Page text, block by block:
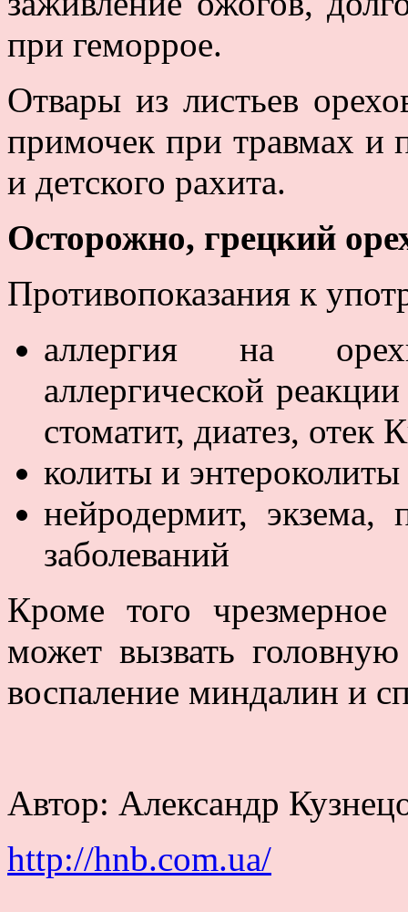
при геморрое.
Отвары из листьев
примочек при травмах и
и детского рахита.
Осторожно, грецкий
Противопоказания к
аллергия на
аллергической
стоматит, диатез, отек
колиты и энтероколиты
нейродермит,
заболеваний
Кроме того чрезмерное
может вызвать
воспаление миндалин и
Автор: Александр
http://hnb.com.ua/